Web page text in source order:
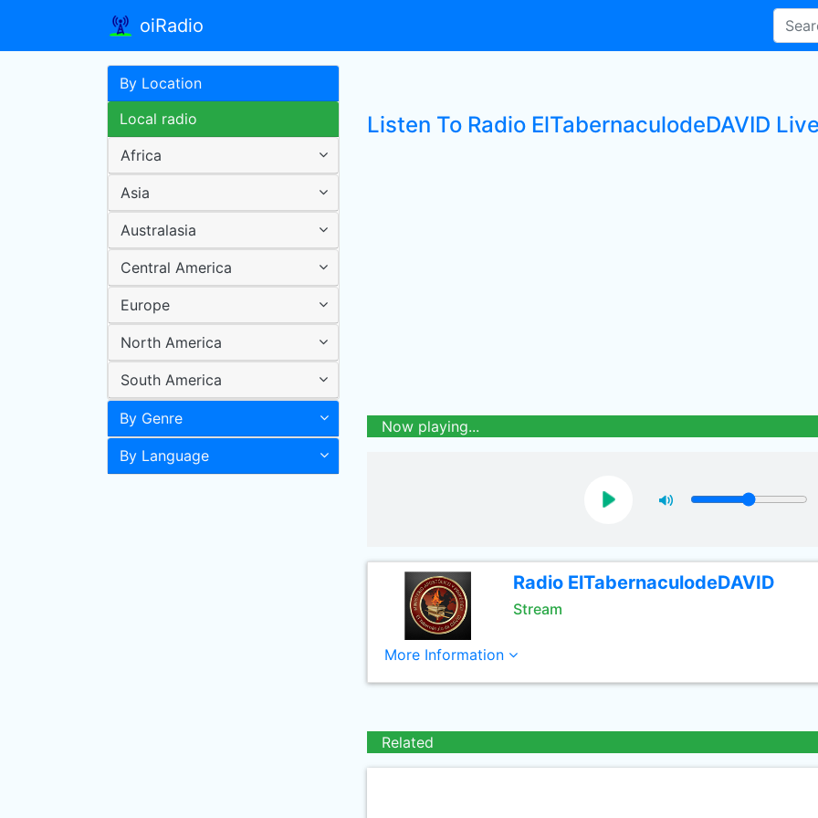
oiRadio
By Location
Local radio
Africa
Asia
Australasia
Central America
Europe
North America
South America
By Genre
By Language
Listen To Radio ElTabernaculodeDAVID
Now playing...
Radio ElTabernaculodeDAVID
Stream
More Information
Related